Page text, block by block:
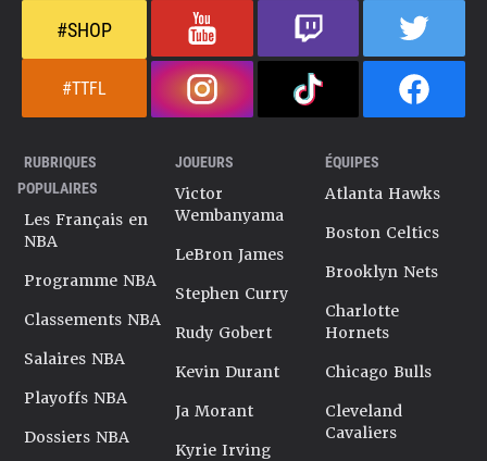
#SHOP
#TTFL
RUBRIQUES
POPULAIRES
Les Français en
NBA
Programme NBA
Classements NBA
Salaires NBA
Playoffs NBA
Dossiers NBA
JOUEURS
Victor
Wembanyama
LeBron James
Stephen Curry
Rudy Gobert
Kevin Durant
Ja Morant
Kyrie Irving
ÉQUIPES
Atlanta Hawks
Boston Celtics
Brooklyn Nets
Charlotte
Hornets
Chicago Bulls
Cleveland
Cavaliers